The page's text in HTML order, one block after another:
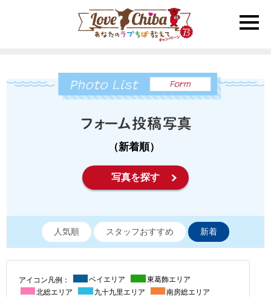
toggle
（新着順）
写真を探す
人気順 スタッフおすすめ 新着
アイコン凡例： ベイエリア
東葛飾エリア
北総エリア
九十九里エリア
南房総エリア